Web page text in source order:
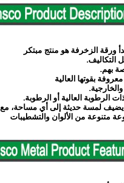
التكاليف.
بهم.
بقوتها العالية
الرطوبة العالية أو الرطوبة.
يضيف لمسة حديثة إلى أي مساحة، مع
متنوعة من الألوان والتشطيبات